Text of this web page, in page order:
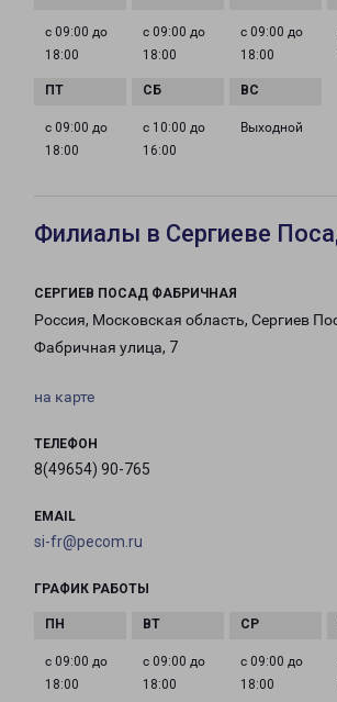
с 09:00 до
18:00
с 09:00 до
18:00
с 09:00 до
18:00
с 09:00 до
18:00
с 10:00 до
16:00
Выходной
Филиалы в Сергиеве
СЕРГИЕВ ПОСАД ФАБРИЧНАЯ
Россия, Московская область, Сергиев
Фабричная улица, 7
на карте
ТЕЛЕФОН
8(49654) 90-765
EMAIL
si-fr@pecom.ru
ГРАФИК РАБОТЫ
с 09:00 до
18:00
с 09:00 до
18:00
с 09:00 до
18:00